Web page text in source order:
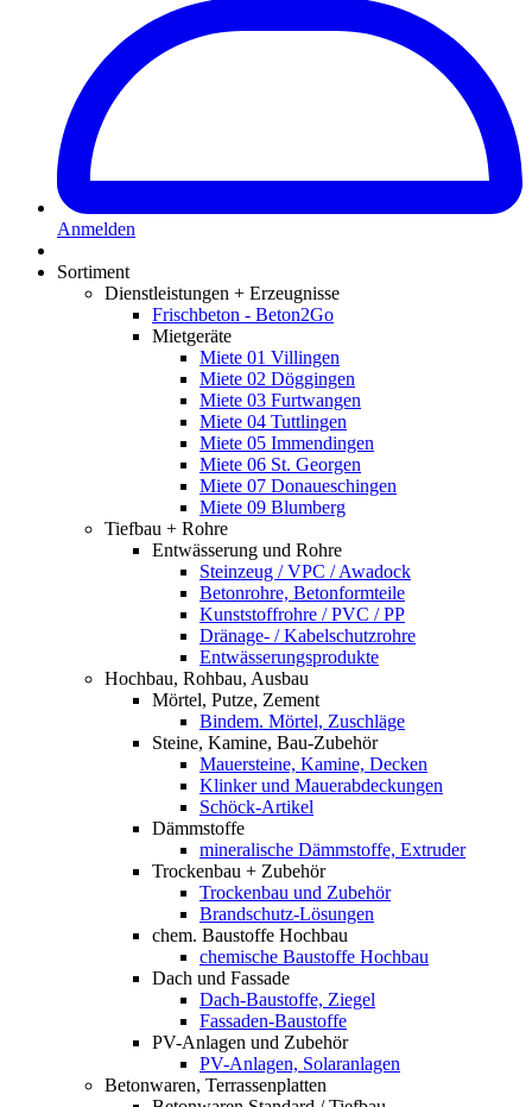
Anmelden
Sortiment
Dienstleistungen + Erzeugnisse
Frischbeton - Beton2Go
Mietgeräte
Miete 01 Villingen
Miete 02 Döggingen
Miete 03 Furtwangen
Miete 04 Tuttlingen
Miete 05 Immendingen
Miete 06 St. Georgen
Miete 07 Donaueschingen
Miete 09 Blumberg
Tiefbau + Rohre
Entwässerung und Rohre
Steinzeug / VPC / Awadock
Betonrohre, Betonformteile
Kunststoffrohre / PVC / PP
Dränage- / Kabelschutzrohre
Entwässerungsprodukte
Hochbau, Rohbau, Ausbau
Mörtel, Putze, Zement
Bindem. Mörtel, Zuschläge
Steine, Kamine, Bau-Zubehör
Mauersteine, Kamine, Decken
Klinker und Mauerabdeckungen
Schöck-Artikel
Dämmstoffe
mineralische Dämmstoffe, Extruder
Trockenbau + Zubehör
Trockenbau und Zubehör
Brandschutz-Lösungen
chem. Baustoffe Hochbau
chemische Baustoffe Hochbau
Dach und Fassade
Dach-Baustoffe, Ziegel
Fassaden-Baustoffe
PV-Anlagen und Zubehör
PV-Anlagen, Solaranlagen
Betonwaren, Terrassenplatten